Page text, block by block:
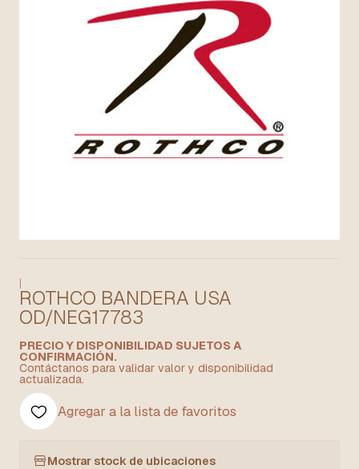
|
ROTHCO BANDERA USA
OD/NEG17783
PRECIO Y DISPONIBILIDAD SUJETOS A
CONFIRMACIÓN.
Contáctanos para validar valor y disponibilidad
actualizada.
Agregar a la lista de favoritos
Mostrar stock de ubicaciones